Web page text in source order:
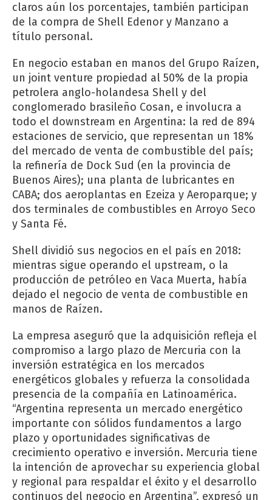
claros aún los porcentajes, también participan
de la compra de Shell Edenor y Manzano a
título personal.
En negocio estaban en manos del Grupo Raízen,
un joint venture propiedad al 50% de la propia
petrolera anglo-holandesa Shell y del
conglomerado brasileño Cosan, e involucra a
todo el downstream en Argentina: la red de 894
estaciones de servicio, que representan un 18%
del mercado de venta de combustible del país;
la refinería de Dock Sud (en la provincia de
Buenos Aires); una planta de lubricantes en
CABA; dos aeroplantas en Ezeiza y Aeroparque; y
dos terminales de combustibles en Arroyo Seco
y Santa Fé.
Shell dividió sus negocios en el país en 2018:
mientras sigue operando el upstream, o la
producción de petróleo en Vaca Muerta, había
dejado el negocio de venta de combustible en
manos de Raízen.
La empresa aseguró que la adquisición refleja el
compromiso a largo plazo de Mercuria con la
inversión estratégica en los mercados
energéticos globales y refuerza la consolidada
presencia de la compañía en Latinoamérica.
“Argentina representa un mercado energético
importante con sólidos fundamentos a largo
plazo y oportunidades significativas de
crecimiento operativo e inversión. Mercuria tiene
la intención de aprovechar su experiencia global
y regional para respaldar el éxito y el desarrollo
continuos del negocio en Argentina”, expresó un